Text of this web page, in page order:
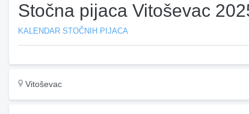
Stočna pijaca Vitoševac
KALENDAR STOČNIH PIJACA
Vitoševac